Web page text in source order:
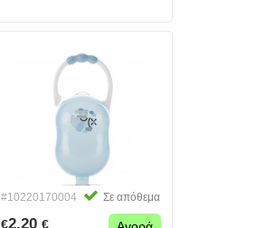
#10220170004 Σε απόθεμα
€2.20 €